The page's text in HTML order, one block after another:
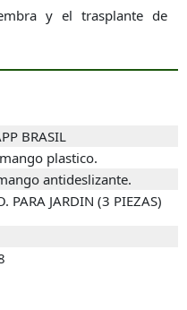
y el trasplante de
BRASIL
plastico.
antideslizante.
PARA JARDIN (3 PIEZAS)